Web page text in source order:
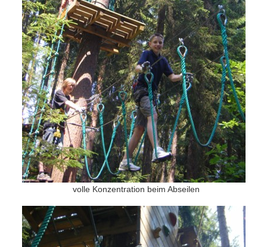
volle Konzentration beim Abseilen